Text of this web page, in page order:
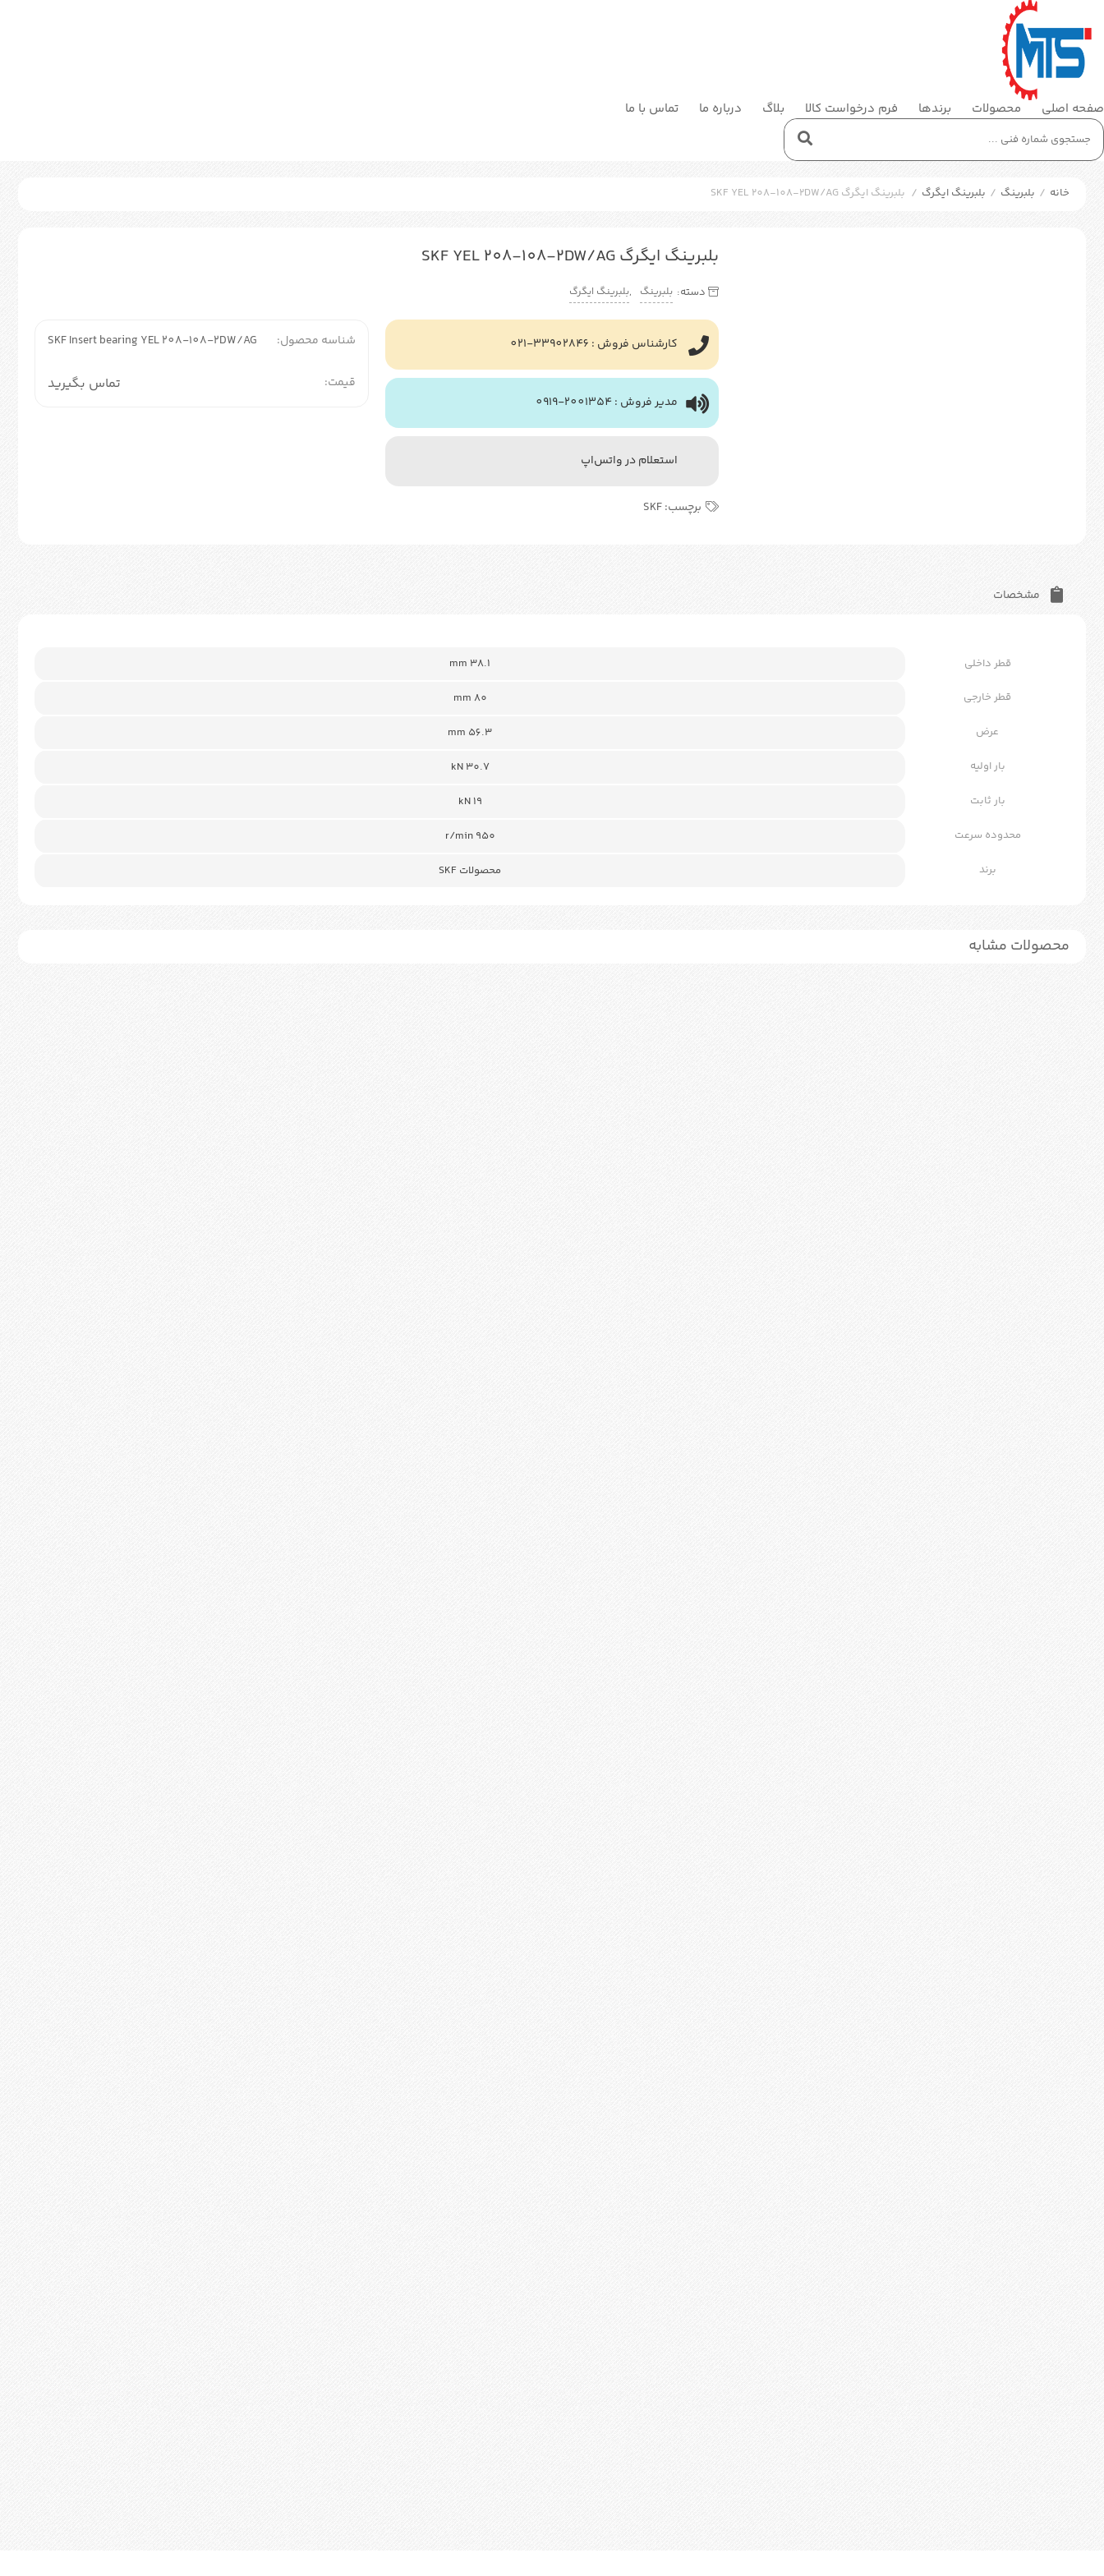
صفحه اصلی محصولات برندها فرم درخواست کالا بلاگ درباره ما تماس با ما
خانه / بلبرینگ / بلبرینگ ایگرگ / بلبرینگ ایگرگ SKF YEL 208-108-2DW/AG
بلبرینگ ایگرگ SKF YEL 208-108-2DW/AG
دسته: بلبرینگ ,بلبرینگ ایگرگ
کارشناس فروش : 33902846-021
مدیر فروش : 2001354-0919
استعلام در واتس‌اپ
برچسب:SKF
شناسه محصول: SKF Insert bearing YEL 208-108-2DW/AG
قیمت: تماس بگیرید
مشخصات
قطر داخلی 38.1 mm
قطر خارجی 80 mm
عرض 56.3 mm
بار اولیه 30.7 kN
بار ثابت 19 kN
محدوده سرعت 950 r/min
برند محصولات SKF
محصولات مشابه